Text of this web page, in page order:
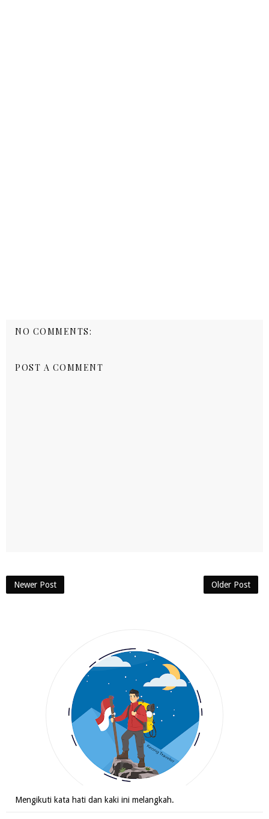
NO COMMENTS:
POST A COMMENT
Newer Post Older Post
Mengikuti kata hati dan kaki ini melangkah.